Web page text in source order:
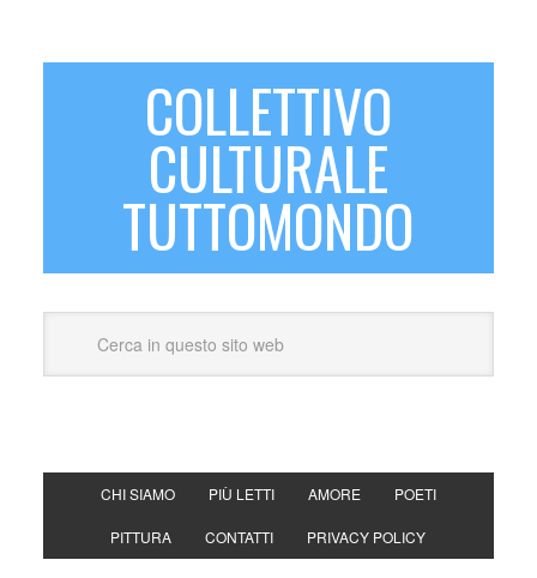
COLLETTIVO
CULTURALE
TUTTOMONDO
CHI SIAMO PIÙ LETTI AMORE POETI
PITTURA CONTATTI PRIVACY POLICY